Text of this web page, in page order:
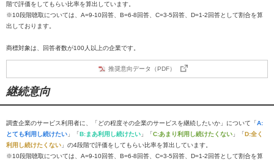
階で評価をしてもらい比率を算出しています。
※10段階聴取については、A=9-10回答、B=6-8回答、C=3-5回答、D=1-2回答として割合を算
出しております。
商標対象は、回答者数が100人以上の企業です。
推奨意向データ（PDF）
継続意向
調査企業のサービス利用者に、「どの程度その企業のサービスを継続したいか」について「A:
とても利用し続けたい 」「B:まあ利用し続けたい 」「C:あまり利用し続けたくない 」「D:全く
利用し続けたくない 」の4段階で評価をしてもらい比率を算出しています。
※10段階聴取については、A=9-10回答、B=6-8回答、C=3-5回答、D=1-2回答として割合を算